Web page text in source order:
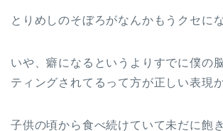
とりめしのそぼろがなんかもうクセに
いや、癖になるというよりすでに僕の
ティングされてるって方が正しい表現
子供の頃から食べ続けていて未だに飽